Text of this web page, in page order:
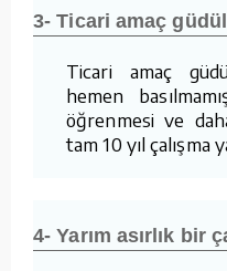
3- Ticari amaç
Ticari amaç
hemen
öğrenmesi ve
tam 10 yıl çalışma
4- Yarım asırlık bir